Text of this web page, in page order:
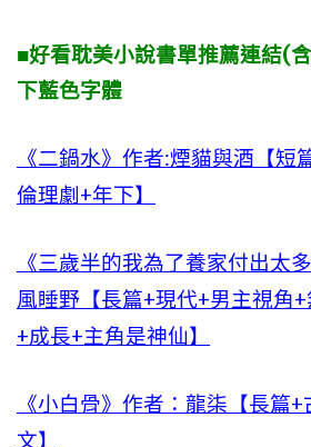
■好看耽美小說書單推薦連結(
下藍色字體
《二鍋水》作者:煙貓與酒【短
倫理劇+年下】
《三歲半的我為了養家付出太
風睡野【長篇+現代+男主視角
+成長+主角是神仙】
《小白骨》作者：龍柒【長篇
文】